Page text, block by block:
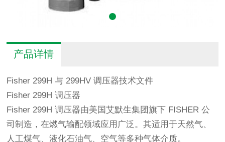
产品详情
Fisher 299H 与 299HV 调压器技术文件
Fisher 299H 调压器
Fisher 299H 调压器由美国艾默生集团旗下 FISHER 公
司制造，在燃气输配领域应用广泛。其适用于天然气、
人工煤气、液化石油气、空气等多种气体介质。